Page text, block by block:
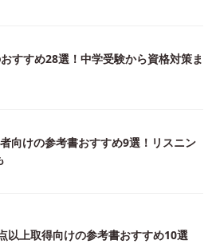
すすめ28選！中学受験から資格対策ま
向けの参考書おすすめ9選！リスニン
以上取得向けの参考書おすすめ10選